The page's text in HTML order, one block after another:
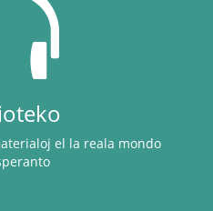
el la reala mondo